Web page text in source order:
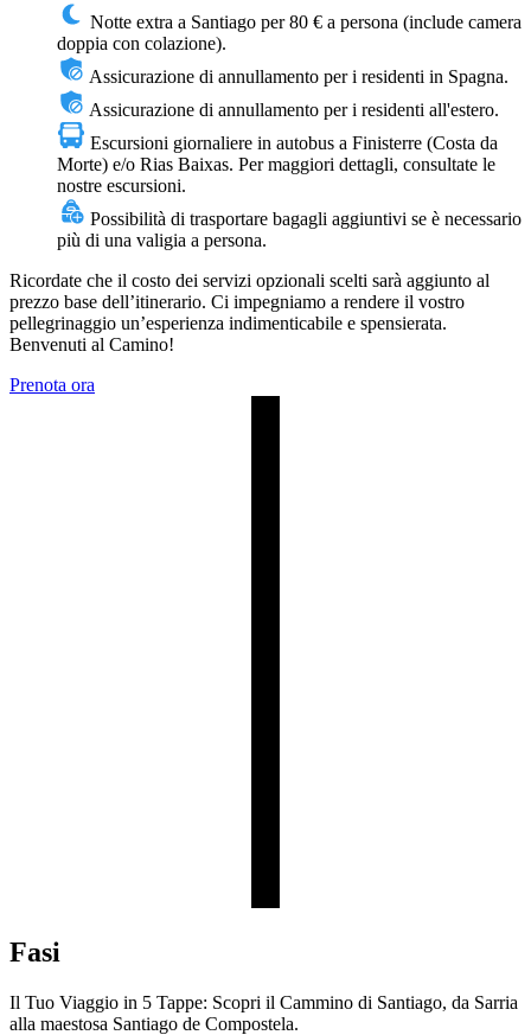
Notte extra a Santiago per 80 € a persona (include camera
doppia con colazione).
Assicurazione di annullamento per i residenti in Spagna.
Assicurazione di annullamento per i residenti all'estero.
Escursioni giornaliere in autobus a Finisterre (Costa da
Morte) e/o Rias Baixas. Per maggiori dettagli, consultate le
nostre escursioni.
Possibilità di trasportare bagagli aggiuntivi se è necessario
più di una valigia a persona.
Ricordate che il costo dei servizi opzionali scelti sarà aggiunto al
prezzo base dell’itinerario. Ci impegniamo a rendere il vostro
pellegrinaggio un’esperienza indimenticabile e spensierata.
Benvenuti al Camino!
Prenota ora
Fasi
Il Tuo Viaggio in 5 Tappe: Scopri il Cammino di Santiago, da Sarria
alla maestosa Santiago de Compostela.